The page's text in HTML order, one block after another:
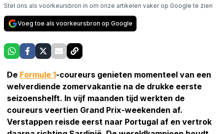
Stel ons als voorkeursbron in om onze artikelen vaker op Google te zien
Voeg toe als voorkeursbron op Google
De Formule 1-coureurs genieten momenteel van een
welverdiende zomervakantie na de drukke eerste
seizoenshelft. In vijf maanden tijd werkten de
coureurs veertien Grand Prix-weekenden af.
Verstappen reisde eerst naar Portugal af en vertrok